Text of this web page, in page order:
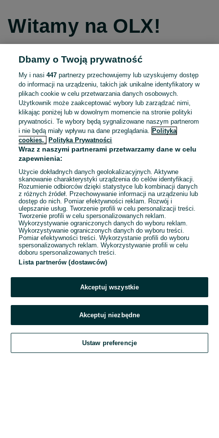
Witamy na OLX!
Kontynuuj przez Facebooka
Kontynuuj przez konto Apple
Kontynuuj przez konto Google
LUB
E-mail
Hasło
Zaloguj się
Kontynuując za pośrednictwem jednego z dostawców wskazanych powyżej,
OLX.pl w jego aktualnym brzmieniu.
Dbamy o Twoją prywatność
My i nasi447 partnerzy przechowujemy lub uzyskujemy dostęp
do informacji na urządzeniu, takich jak unikalne identyfikatory w
plikach cookie w celu przetwarzania danych osobowych.
Użytkownik może zaakceptować wybory lub zarządzać nimi,
klikając poniżej lub w dowolnym momencie na stronie polityki
prywatności. Te wybory będą sygnalizowane naszym partnerom
i nie będą miały wpływu na dane przeglądania.
Polityka
cookies,
Polityka Prywatności
Wraz z naszymi partnerami przetwarzamy dane w celu
zapewnienia:
Użycie dokładnych danych geolokalizacyjnych. Aktywne
skanowanie charakterystyki urządzenia do celów identyfikacji.
Rozumienie odbiorców dzięki statystyce lub kombinacji danych
z różnych źródeł. Przechowywanie informacji na urządzeniu lub
dostęp do nich. Pomiar efektywności reklam. Rozwój i
ulepszanie usług. Tworzenie profili w celu personalizacji treści.
Tworzenie profili w celu spersonalizowanych reklam.
Wykorzystywanie ograniczonych danych do wyboru reklam.
Wykorzystywanie ograniczonych danych do wyboru treści.
Pomiar efektywności treści. Wykorzystanie profili do wyboru
spersonalizowanych reklam. Wykorzystywanie profili w celu
doboru spersonalizowanych treści.
Lista partnerów (dostawców)
Akceptuj wszystkie
Akceptuj niezbędne
Ustaw preferencje